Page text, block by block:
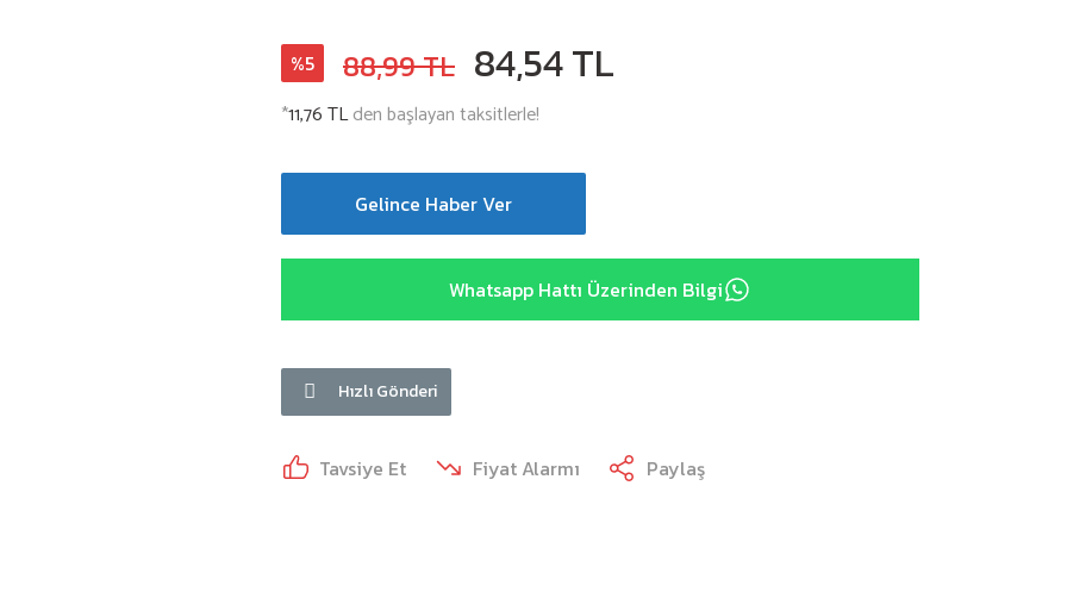
%5 88,99 TL 84,54 TL
*11,76 TLden başlayan taksitlerle!
Gelince Haber Ver
Whatsapp Hattı Üzerinden Bilgi
Hızlı Gönderi
Tavsiye Et Fiyat Alarmı Paylaş